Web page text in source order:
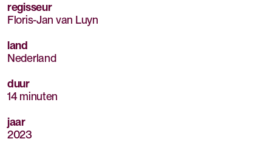
regisseur
Floris-Jan van Luyn
land
Nederland
duur
14 minuten
jaar
2023